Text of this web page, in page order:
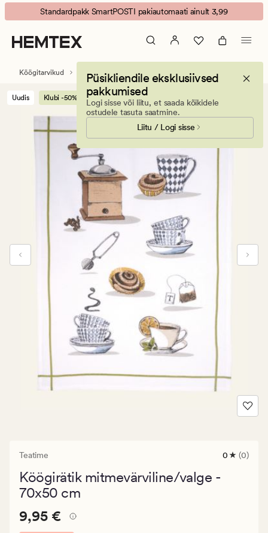
Teatime
köögirätik
mitmevärviline/valge
Animated
banner.
Press
ESCAPE
Standardpakk SmartPOSTI pakiautomaati ainult 3,99
Püsikliendile eksklusiivsed
pakkumised
Logi sisse või liitu, et saada kõikidele
ostudele tasuta saatmine.
Liitu / Logi sisse
Köögitarvikud Köögirätikud
Uudis Klubi -50%
Teatime
0
0 (0)
Köögirätik mitmevärviline/valge -
70x50 cm
Pris_ee
9,95
Pris_ee 9,95 €
9,95 €